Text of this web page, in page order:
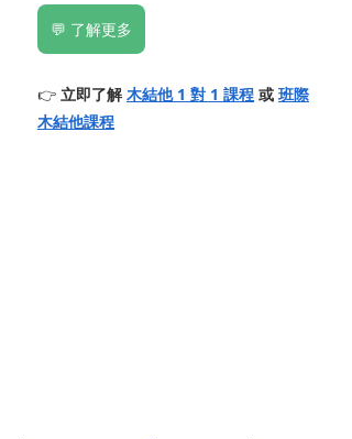
💬 了解更多
👉 立即了解 木結他 1 對 1 課程 或 班際
木結他課程